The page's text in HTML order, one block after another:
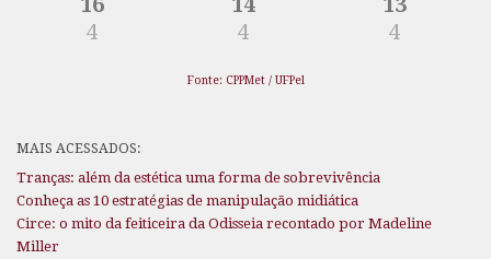
16
4
14
4
13
4
Fonte: CPPMet / UFPel
MAIS ACESSADOS:
Tranças: além da estética uma forma de sobrevivência
Conheça as 10 estratégias de manipulação midiática
Circe: o mito da feiticeira da Odisseia recontado por Madeline
Miller